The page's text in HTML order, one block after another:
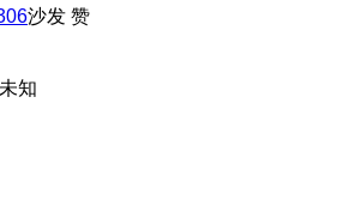
沙发 赞
知